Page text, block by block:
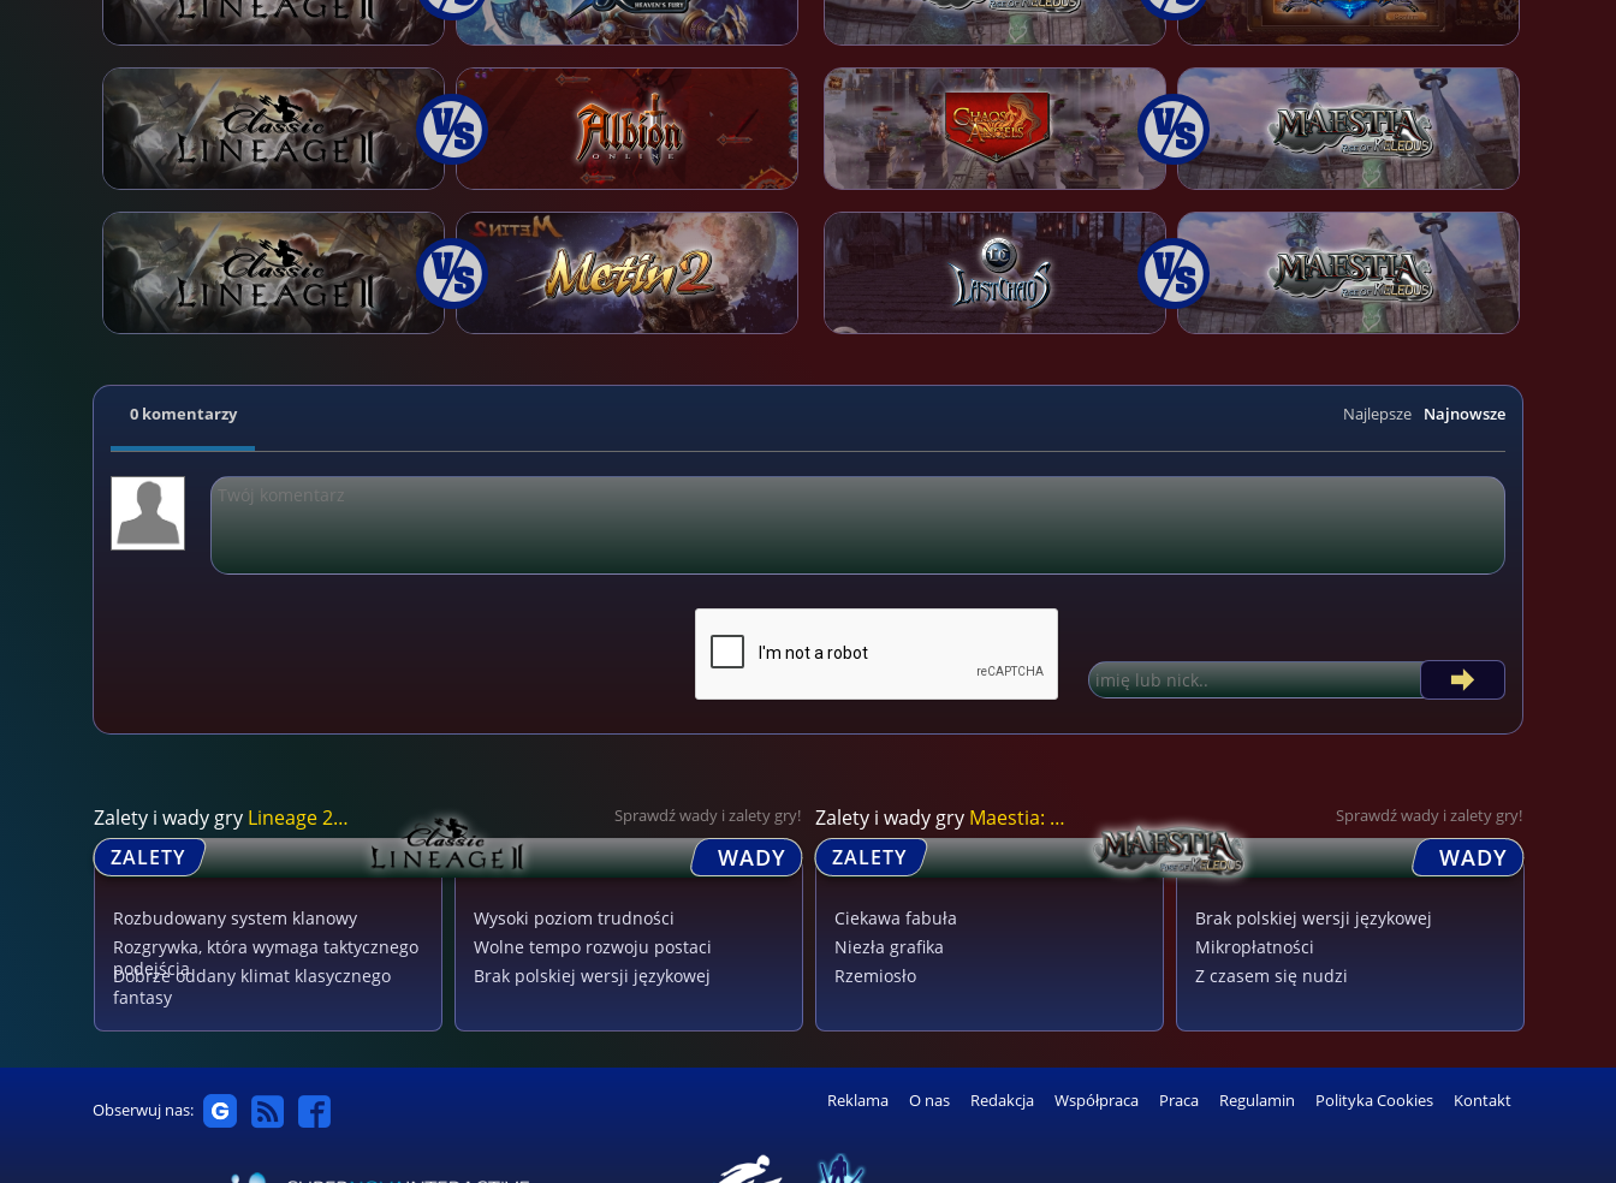
Najnowsze
Najlepsze
0 komentarzy
Zalety i wady gry Lineage 2 Classic Sprawdź wady i zalety gry!
ZALETY WADY
Rozbudowany system klanowy
Rozgrywka, która wymaga taktycznego
podejścia
Dobrze oddany klimat klasycznego
fantasy
Wysoki poziom trudności
Wolne tempo rozwoju postaci
Brak polskiej wersji językowej
Zalety i wady gry Maestia: Rise of K... Sprawdź wady i zalety gry!
ZALETY WADY
Ciekawa fabuła
Niezła grafika
Rzemiosło
Brak polskiej wersji językowej
Mikropłatności
Z czasem się nudzi
Obserwuj nas: Reklama O nas Redakcja Współpraca Praca Regulamin Polityka Cookies Kontakt